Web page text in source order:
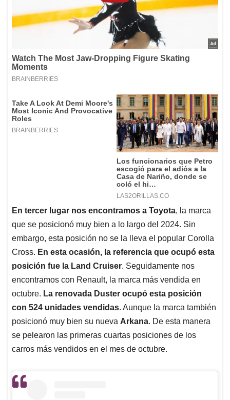
En tercer lugar nos encontramos a Toyota, la marca
que se posicionó muy bien a lo largo del 2024. Sin
embargo, esta posición no se la lleva el popular Corolla
Cross. En esta ocasión, la referencia que ocupó esta
posición fue la Land Cruiser. Seguidamente nos
encontramos con Renault, la marca más vendida en
octubre. La renovada Duster ocupó esta posición
con 524 unidades vendidas. Aunque la marca también
posicionó muy bien su nueva Arkana. De esta manera
se pelearon las primeras cuartas posiciones de los
carros más vendidos en el mes de octubre.